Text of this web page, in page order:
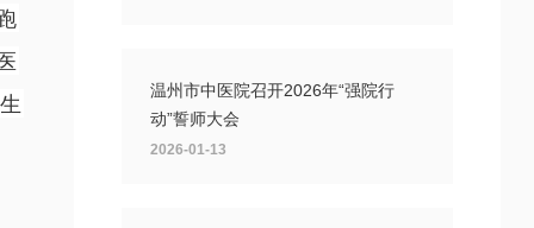
温州市中医院召开2026年“强院行
动”誓师大会
2026-01-13